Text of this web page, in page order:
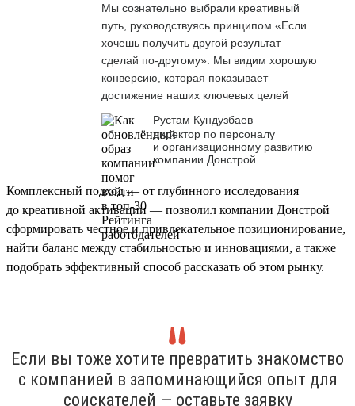
Мы сознательно выбрали креативный
путь, руководствуясь принципом «Если
хочешь получить другой результат —
сделай по-другому». Мы видим хорошую
конверсию, которая показывает
достижение наших ключевых целей
Рустам Кундузбаев
директор по персоналу
и организационному развитию
компании Донстрой
Комплексный подход — от глубинного исследования
до креативной активации — позволил компании Донстрой
сформировать честное и привлекательное позиционирование,
найти баланс между стабильностью и инновациями, а также
подобрать эффективный способ рассказать об этом рынку.
Если вы тоже хотите превратить знакомство
с компанией в запоминающийся опыт для
соискателей — оставьте заявку